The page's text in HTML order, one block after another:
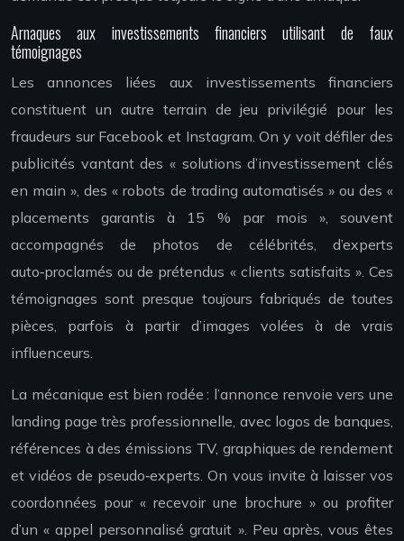
Arnaques aux investissements financiers utilisant de faux
témoignages
Les annonces liées aux investissements financiers
constituent un autre terrain de jeu privilégié pour les
fraudeurs sur Facebook et Instagram. On y voit défiler des
publicités vantant des « solutions d’investissement clés
en main », des « robots de trading automatisés » ou des «
placements garantis à 15 % par mois », souvent
accompagnés de photos de célébrités, d’experts
auto‑proclamés ou de prétendus « clients satisfaits ». Ces
témoignages sont presque toujours fabriqués de toutes
pièces, parfois à partir d’images volées à de vrais
influenceurs.
La mécanique est bien rodée : l’annonce renvoie vers une
landing page très professionnelle, avec logos de banques,
références à des émissions TV, graphiques de rendement
et vidéos de pseudo‑experts. On vous invite à laisser vos
coordonnées pour « recevoir une brochure » ou profiter
d’un « appel personnalisé gratuit ». Peu après, vous êtes